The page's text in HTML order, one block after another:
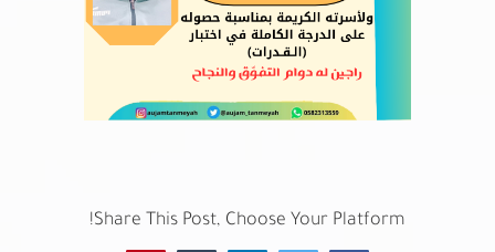
اتصل بنا
Share This Post, Choose Your Platform!